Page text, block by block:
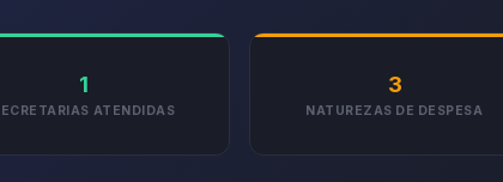
1
ATENDIDAS
3
NATUREZAS DE DESPESA